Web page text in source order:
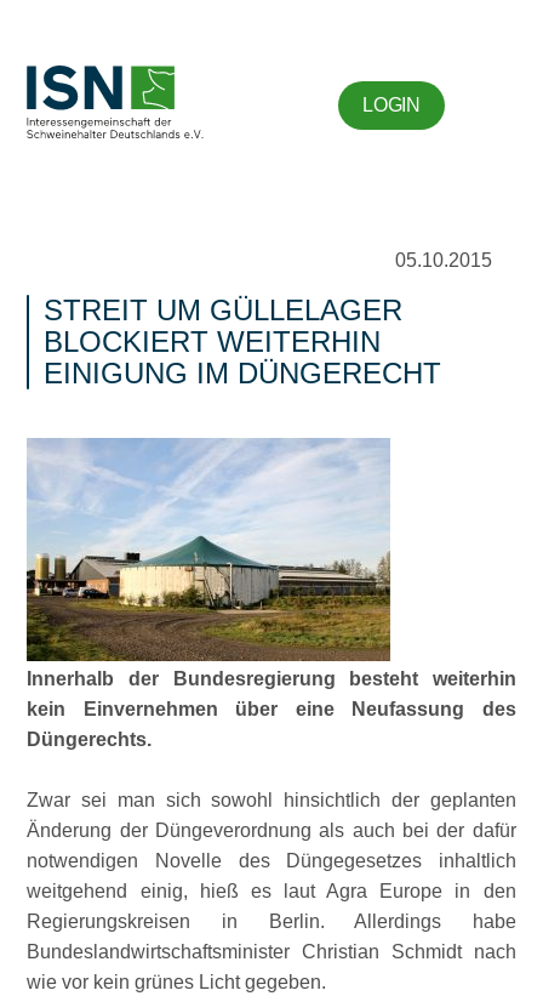
LOGIN
05.10.2015
STREIT UM GÜLLELAGER
BLOCKIERT WEITERHIN
EINIGUNG IM DÜNGERECHT
Innerhalb der Bundesregierung besteht weiterhin
kein Einvernehmen über eine Neufassung des
Düngerechts.
Zwar sei man sich sowohl hinsichtlich der geplanten
Änderung der Düngeverordnung als auch bei der dafür
notwendigen Novelle des Düngegesetzes inhaltlich
weitgehend einig, hieß es laut Agra Europe in den
Regierungskreisen in Berlin. Allerdings habe
Bundeslandwirtschaftsminister Christian Schmidt nach
wie vor kein grünes Licht gegeben.